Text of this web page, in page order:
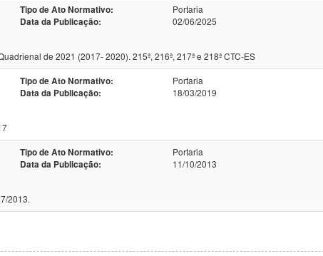
Tipo de Ato Normativo:
Portaria
Data da Publicação:
02/06/2025
de 2021 (2017- 2020). 215ª, 216ª, 217ª e 218ª CTC-ES
Tipo de Ato Normativo:
Portaria
Data da Publicação:
18/03/2019
Tipo de Ato Normativo:
Portaria
Data da Publicação:
11/10/2013
87/2013.